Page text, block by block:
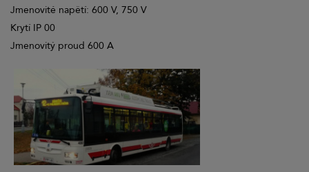
Jmenovité napětí: 600 V, 750 V
Krytí IP 00
Jmenovitý proud 600 A